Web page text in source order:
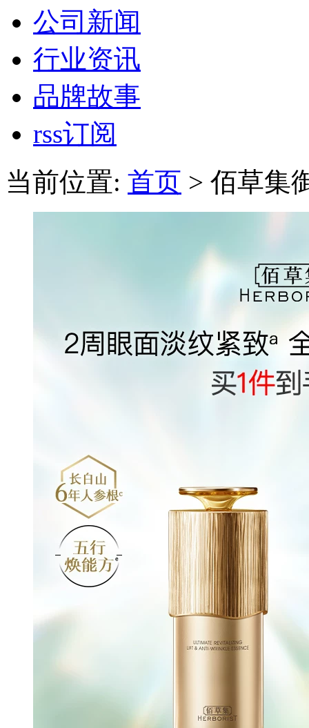
公司新闻
行业资讯
品牌故事
rss订阅
当前位置: 首页 > 佰草集